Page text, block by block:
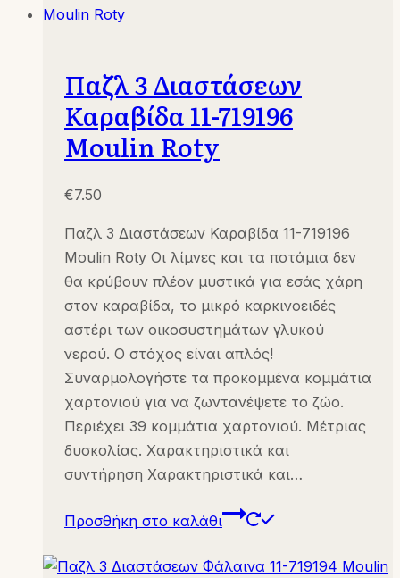
Παζλ 3 Διαστάσεων
Καραβίδα 11-719196
Moulin Roty
€7.50
Παζλ 3 Διαστάσεων Καραβίδα 11-719196
Moulin Roty Οι λίμνες και τα ποτάμια δεν
θα κρύβουν πλέον μυστικά για εσάς χάρη
στον καραβίδα, το μικρό καρκινοειδές
αστέρι των οικοσυστημάτων γλυκού
νερού. Ο στόχος είναι απλός!
Συναρμολογήστε τα προκομμένα κομμάτια
χαρτονιού για να ζωντανέψετε το ζώο.
Περιέχει 39 κομμάτια χαρτονιού. Μέτριας
δυσκολίας. Χαρακτηριστικά και
συντήρηση Χαρακτηριστικά και…
Προσθήκη στο καλάθι